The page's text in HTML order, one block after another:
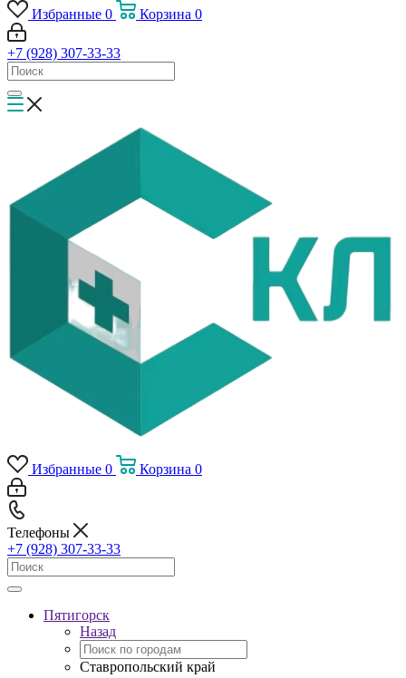
Избранные 0 Корзина 0
+7 (928) 307-33-33
Избранные 0 Корзина 0
Телефоны
+7 (928) 307-33-33
Пятигорск
Назад
Ставропольский край